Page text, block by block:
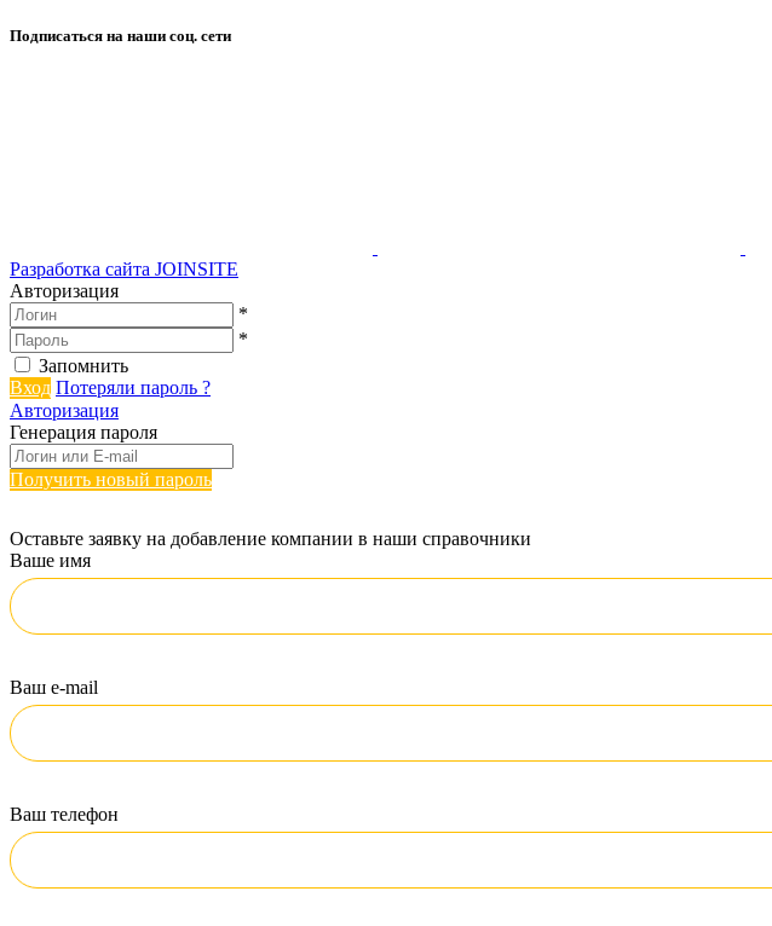
Подписаться на наши соц. сети
Разработка сайта JOINSITE
Авторизация
*
*
Запомнить
Вход Потеряли пароль ?
Авторизация
Генерация пароля
Получить новый пароль
Оставьте заявку на добавление компании в наши справочники
Ваше имя
Ваш e-mail
Ваш телефон